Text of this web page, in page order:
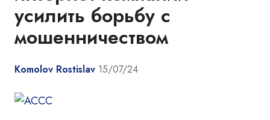
усилить борьбу с
мошенничеством
Komolov Rostislav 15/07/24